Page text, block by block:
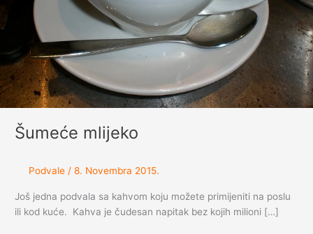
Šumeće mlijeko
Podvale/ 8. Novembra 2015.
Još jedna podvala sa kahvom koju možete primijeniti na poslu
ili kod kuće. Kahva je čudesan napitak bez kojih milioni […]